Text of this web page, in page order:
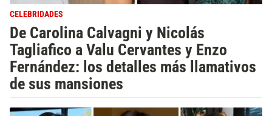
CELEBRIDADES
De Carolina Calvagni y Nicolás
Tagliafico a Valu Cervantes y Enzo
Fernández: los detalles más llamativos
de sus mansiones